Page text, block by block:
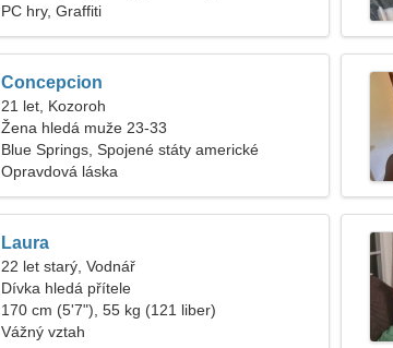
PC hry, Graffiti
Concepcion
21 let, Kozoroh
Žena hledá muže 23-33
Blue Springs, Spojené státy americké
Opravdová láska
Laura
22 let starý, Vodnář
Dívka hledá přítele
170 cm (5'7"), 55 kg (121 liber)
Vážný vztah